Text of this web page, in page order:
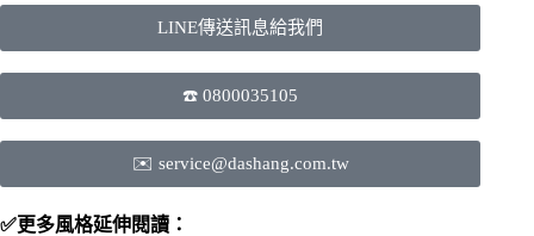
LINE傳送訊息給我們
☎️ 0800035105
✉️ service@dashang.com.tw
✅更多風格延伸閱讀：